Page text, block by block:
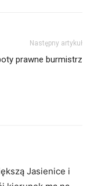
Następny artykuł
prawne burmistrz
Jasienice i